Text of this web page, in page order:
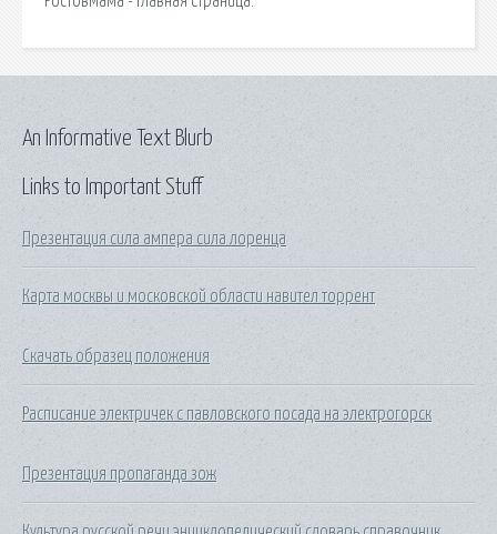
Links to Important Stuff
Презентация сила ампера сила лоренца
Карта москвы и московской области навител торрент
Скачать образец положения
Расписание электричек с павловского посада на электрогорск
Презентация пропаганда зож
An Informative Text Blurb